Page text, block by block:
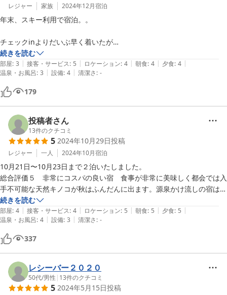
レジャー 家族 2024年12月宿泊
年末、スキー利用で宿泊。。
チェックinよりだいぶ早く着いたが
部屋に入らせて頂きました。。
子連れだったのだ助かりました！
スタッフの方達もみんな親切で
ぜひまた利用したいです！
続きを読む
部屋: 3 | 接客・サービス: 5 | ロケーション: 4 | 朝食: 4 | 夕食: 4 |
温泉・お風呂: 3 | 設備: 4 | 清潔さ: -
179
投稿者さん
13件のクチコミ
5 2024年10月29日投稿
レジャー 一人 2024年10月宿泊
10月21日〜10月23日まで２泊いたしました。
総合評価５　非常にコスパの良い宿　食事が非常に美味しく都会では入
手不可能な天然キノコが秋はふんだんに出ます。源泉かけ流しの宿は貴
重で良く温まる。
立地評価５　国道より少し距離があり非常に静かです。車道も十分に広
くストレスがなく到着できる。
部屋評価４　十分広い部屋１０畳一人で占有、テレビも３２インチ　評
価５でない理由は部屋に冷蔵庫がない点。
食事評価５　ここの食事は非常に美味しい。今回　舞茸・松茸・とんび
茸・ナラタケ・むき茸の５種類が頂いた。特に今回　往年の名作漫画
「美味しんぼ」で舞うように美味いから舞茸と紹介された。舞茸をふん
だんに頂いた。天ぷら、フライ、鍋いずれも絶品でした。朝食に出たナ
続きを読む
部屋: 4 | 接客・サービス: 4 | ロケーション: 5 | 朝食: 5 | 夕食: 5 |
温泉・お風呂: 4 | 設備: 3 | 清潔さ: -
337
レシーバー２０２０
50代/男性 | 13件のクチコミ
5 2024年5月15日投稿